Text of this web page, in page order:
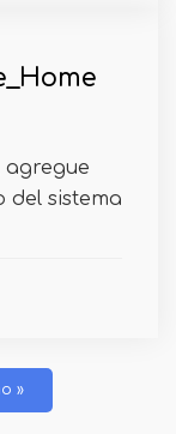
agregue
del sistema
»